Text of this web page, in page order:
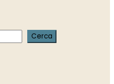
Cerca